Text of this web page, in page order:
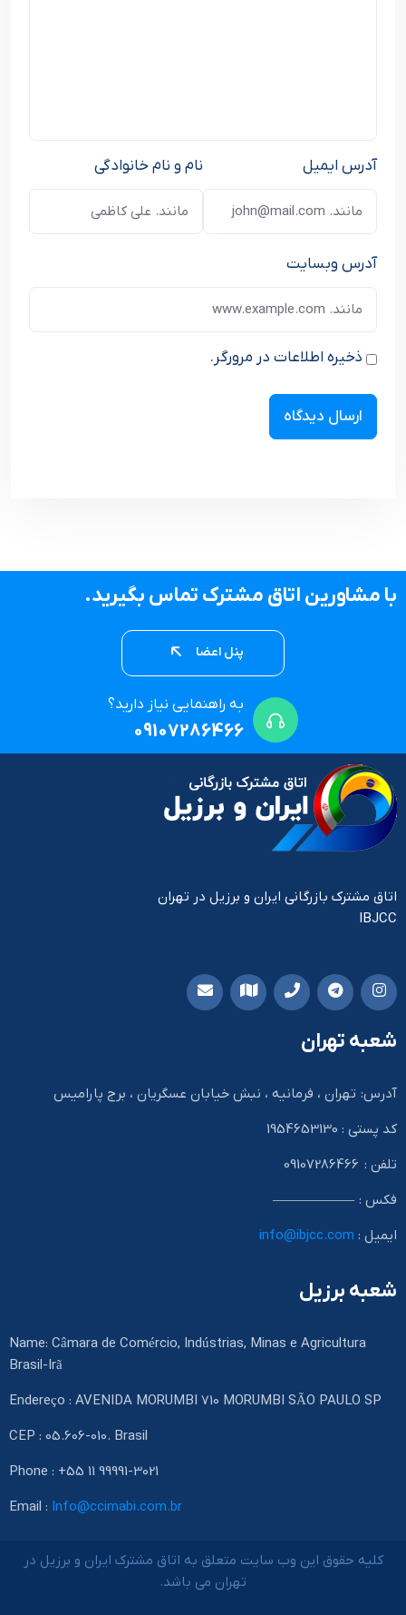
نام و نام خانوادگی آدرس ایمیل
آدرس وبسایت
ذخیره اطلاعات در مرورگر.
با مشاورین اتاق مشترک تماس بگیرید.
پنل اعضا
به راهنمایی نیاز دارید؟
09107286466
اتاق مشترک بازرگانی ایران و برزیل در تهران
IBJCC
شعبه تهران
آدرس: تهران ، فرمانیه ، نبش خیابان عسگریان ، برج پارامیس
کد پستی : 1954653130
تلفن : 09107286466
فکس : ——————
ایمیل : info@ibjcc.com
شعبه برزیل
Name: Câmara de Comércio, Indústrias, Minas e Agricultura
Brasil-Irã
Endereço : AVENIDA MORUMBI 710 MORUMBI SÃO PAULO SP
CEP : 05.606-010. Brasil
Phone : +55 11 99991-3021
Email : Info@ccimabi.com.br
کلیه حقوق این وب سایت متعلق به اتاق مشترک ایران و برزیل در
تهران می باشد.